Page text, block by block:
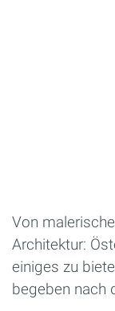
Von
Architektur:
einiges zu
begeben nach